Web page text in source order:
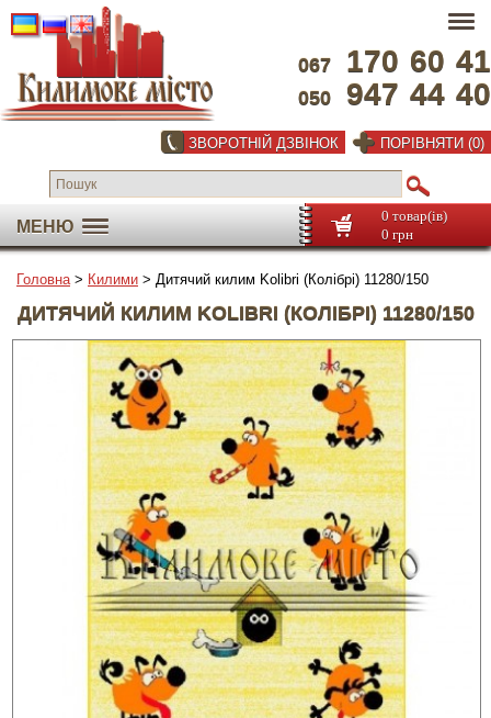
067 170 60 41
050 947 44 40
ЗВОРОТНІЙ ДЗВІНОК ПОРІВНЯТИ (0)
МЕНЮ
0 товар(ів)
0 грн
Головна> Килими > Дитячий килим Kolibri (Колібрі) 11280/150
ДИТЯЧИЙ КИЛИМ KOLIBRI (КОЛІБРІ) 11280/150
На весь екран